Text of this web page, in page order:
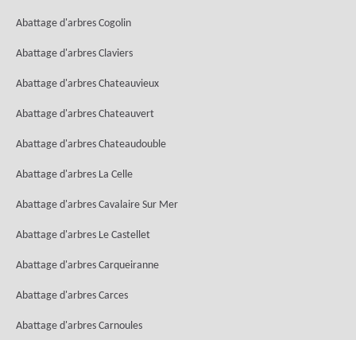
Abattage d'arbres Cogolin
Abattage d'arbres Claviers
Abattage d'arbres Chateauvieux
Abattage d'arbres Chateauvert
Abattage d'arbres Chateaudouble
Abattage d'arbres La Celle
Abattage d'arbres Cavalaire Sur Mer
Abattage d'arbres Le Castellet
Abattage d'arbres Carqueiranne
Abattage d'arbres Carces
Abattage d'arbres Carnoules